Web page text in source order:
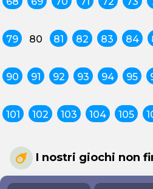
79 80 81 82 83 84
90 91 92 93 94 95
101 102 103 104 105
I nostri giochi non